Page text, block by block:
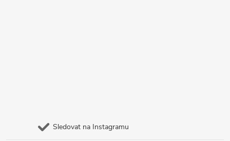
Sledovat na Instagramu